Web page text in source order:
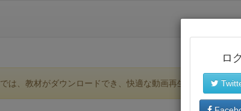
では、教材がダウンロードでき、快適な動画再生環境が提供さ
ロ